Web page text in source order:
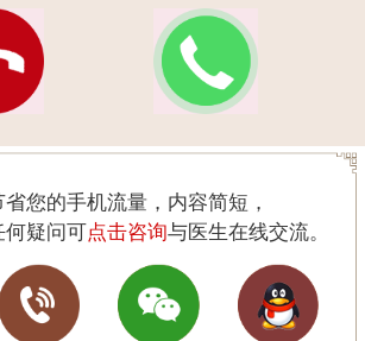
省您的手机流量，内容简短，
何疑问可点击咨询与医生在线交流。